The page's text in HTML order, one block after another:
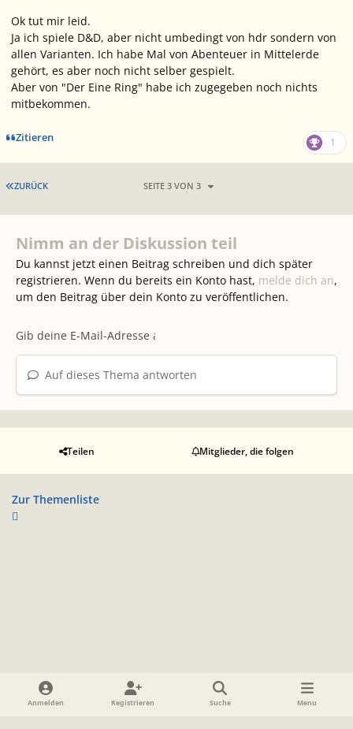
Ok tut mir leid.
Ja ich spiele D&D, aber nicht umbedingt von hdr sondern von
allen Varianten. Ich habe Mal von Abenteuer in Mittelerde
gehört, es aber noch nicht selber gespielt.
Aber von "Der Eine Ring" habe ich zugegeben noch nichts
mitbekommen.
Zitieren 1
ERSTE SEITE
ZURÜCK SEITE 3 VON 3
Nimm an der Diskussion teil
Du kannst jetzt einen Beitrag schreiben und dich später
registrieren. Wenn du bereits ein Konto hast, melde dich an,
um den Beitrag über dein Konto zu veröffentlichen.
Auf dieses Thema antworten
Teilen Mitglieder, die folgen
Zur Themenliste
Heller Modus
Dunkler ModusSystemeinstellung
Anmelden Registrieren Suche Menu